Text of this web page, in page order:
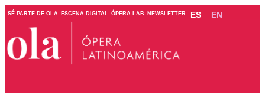
SÉ PARTE DE OLA ESCENA DIGITAL ÓPERA LAB NEWSLETTER ES EN